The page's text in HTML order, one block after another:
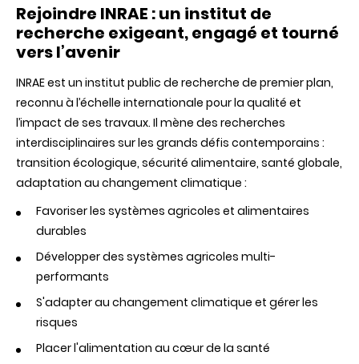
Science
:
est
Rejoindre INRAE : un institut de
recherche exigeant, engagé et tourné
vers l’avenir
INRAE est un institut public de recherche de premier plan,
reconnu à l’échelle internationale pour la qualité et
l’impact de ses travaux. Il mène des recherches
interdisciplinaires sur les grands défis contemporains :
transition écologique, sécurité alimentaire, santé globale,
adaptation au changement climatique :
Favoriser les systèmes agricoles et alimentaires
durables
Développer des systèmes agricoles multi-
performants
S'adapter au changement climatique et gérer les
risques
Placer l'alimentation au cœur de la santé